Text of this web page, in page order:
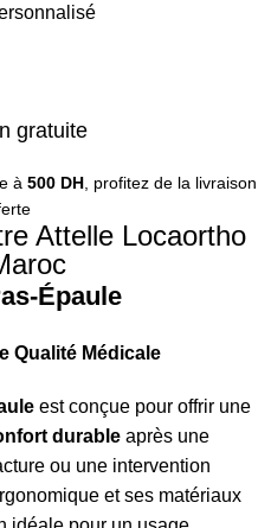
gratuite
à 500 DH, profitez de la livraison
Attelle Locaortho
Épaule
Qualité Médicale
est conçue pour offrir une
durable après une
ou une intervention
et ses matériaux